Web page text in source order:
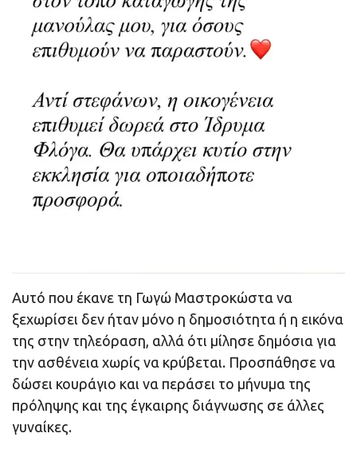
Αυτό που έκανε τη Γωγώ Μαστροκώστα να
ξεχωρίσει δεν ήταν μόνο η δημοσιότητα ή η εικόνα
της στην τηλεόραση, αλλά ότι μίλησε δημόσια για
την ασθένεια χωρίς να κρύβεται. Προσπάθησε να
δώσει κουράγιο και να περάσει το μήνυμα της
πρόληψης και της έγκαιρης διάγνωσης σε άλλες
γυναίκες.